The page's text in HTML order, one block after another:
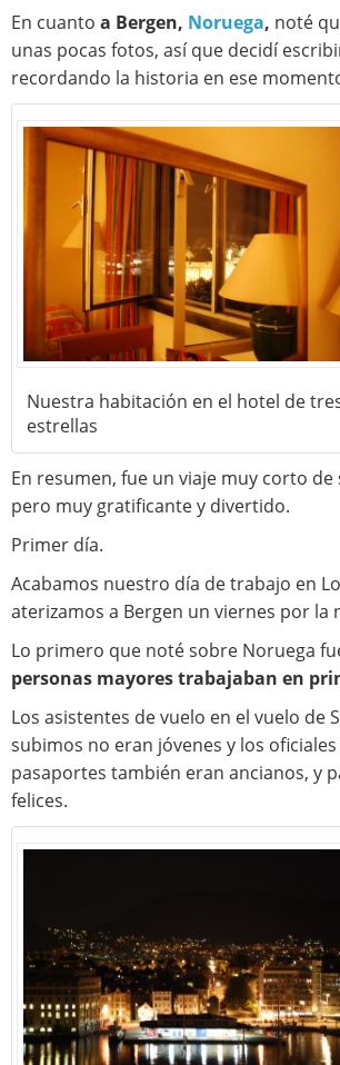
En cuanto a Bergen, Noruega, noté
unas pocas fotos, así que decidí
recordando la historia en ese
Nuestra habitación en el hotel de
estrellas
En resumen, fue un viaje muy corto de
pero muy gratificante y divertido.
Primer día.
Acabamos nuestro día de trabajo en
aterizamos a Bergen un viernes por la
Lo primero que noté sobre Noruega
personas mayores trabajaban en
Los asistentes de vuelo en el vuelo de
subimos no eran jóvenes y los
pasaportes también eran ancianos, y
felices.